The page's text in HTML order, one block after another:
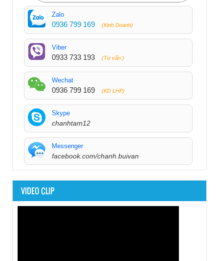
Zalo
0936 799 169 (Kinh Doanh)
Viber
0933 733 193 (Tư vấn )
Wechat
0936 799 169 (KD LHP)
Skype
chanhtam12
Messenger
facebook.com/chanh.buivan
VIDEO CLIP